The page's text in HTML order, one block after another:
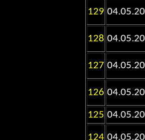
129
128
127
126
125
124